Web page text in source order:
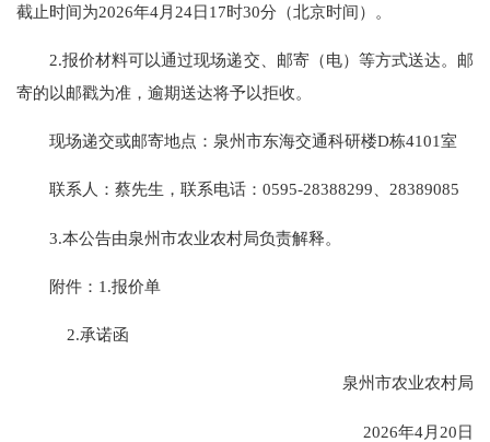
截止时间为2026年4月24日17时30分（北京时间）。
2.报价材料可以通过现场递交、邮寄（电）等方式送达。邮
寄的以邮戳为准，逾期送达将予以拒收。
现场递交或邮寄地点：泉州市东海交通科研楼D栋4101室
联系人：蔡先生，联系电话：0595-28388299、28389085
3.本公告由泉州市农业农村局负责解释。
附件：1.报价单
2.承诺函
泉州市农业农村局
2026年4月20日